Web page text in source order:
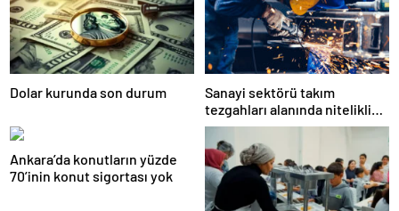
Dolar kurunda son durum
Sanayi sektörü takım
tezgahları alanında nitelikli
istihdam açığı yaşıyor
Ankara’da konutların yüzde
70’inin konut sigortası yok